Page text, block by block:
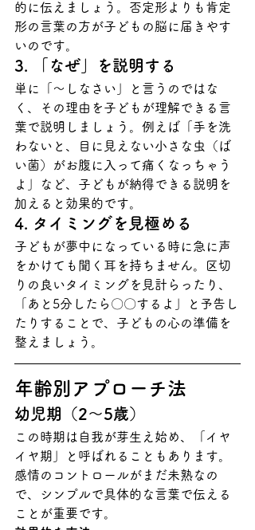
的に伝えましょう。否定形よりも肯定
形の言葉の方が子どもの脳に届きやす
いのです。
3. 「なぜ」を説明する
単に「〜しなさい」と言うのではな
く、その理由を子どもが理解できる言
葉で説明しましょう。例えば「手を洗
わないと、目に見えない小さな虫（ば
い菌）がお腹に入って痛くなっちゃう
よ」など、子どもが納得できる説明を
加えると効果的です。
4. タイミングを見極める
子どもが夢中になっている時に急に声
をかけても聞く耳を持ちません。区切
りの良いタイミングを見計らったり、
「あと5分したら〇〇するよ」と予告し
たりすることで、子どもの心の準備を
整えましょう。
年齢別アプローチ法
幼児期（2〜5歳）
この時期は自我が芽生え始め、「イヤ
イヤ期」と呼ばれることもあります。
感情のコントロールがまだ未熟なの
で、シンプルで具体的な言葉で伝える
ことが重要です。